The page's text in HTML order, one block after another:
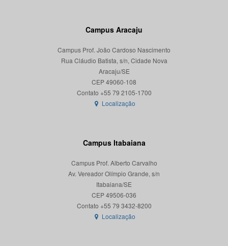
Campus Aracaju
Campus Prof. João Cardoso Nascimento
Rua Cláudio Batista, s/n, Cidade Nova
Aracaju/SE
CEP 49060-108
Localização
Campus Itabaiana
Campus Prof. Alberto Carvalho
Av. Vereador Olímpio Grande, s/n
Itabaiana/SE
CEP 49506-036
Localização